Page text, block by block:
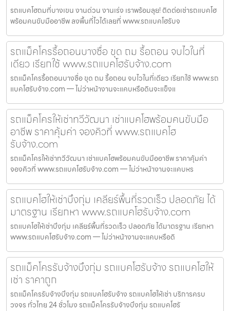
รถแบคโฮถมที่บางเขน งานด่วน งานเร่ง เราพร้อมลุย! ติดต่อเช่ารถแบคโฮ
พร้อมคนขับมืออาชีพ ลงพื้นที่ไวได้เลยที่ www.รถแบคโฮรับจ
รถแม็คโครรื้อถอนบางซื่อ ขุด ถม รื้อถอน จบไวในที่
เดียว เรียกใช้ www.รถแบคโฮรับจ้าง.com
รถแม็คโครรื้อถอนบางซื่อ ขุด ถม รื้อถอน จบไวในที่เดียว เรียกใช้ www.รถ
แบคโฮรับจ้าง.com — ไม่ว่าหน้างานจะแคบหรือดินจะแข็งแ
รถแม็คโครให้เช่าทวีวัฒนา เช่าแบคโฮพร้อมคนขับมือ
อาชีพ ราคาคุ้มค่า จองคิวที่ www.รถแบคโฮ
รับจ้าง.com
รถแม็คโครให้เช่าทวีวัฒนา เช่าแบคโฮพร้อมคนขับมืออาชีพ ราคาคุ้มค่า
จองคิวที่ www.รถแบคโฮรับจ้าง.com — ไม่ว่าหน้างานจะแคบหร
รถแบคโฮให้เช่าบึงกุ่ม เคลียร์พื้นที่รวดเร็ว ปลอดภัย ได้
มาตรฐาน เรียกหา www.รถแบคโฮรับจ้าง.com
รถแบคโฮให้เช่าบึงกุ่ม เคลียร์พื้นที่รวดเร็ว ปลอดภัย ได้มาตรฐาน เรียกหา
www.รถแบคโฮรับจ้าง.com — ไม่ว่าหน้างานจะแคบหรือดิ
รถแม็คโครรับจ้างบึงกุ่ม รถแบคโฮรับจ้าง รถแบคโฮให้
เช่า ราคาถูก
รถแม็คโครรับจ้างบึงกุ่ม รถแบคโฮรับจ้าง รถแบคโฮให้เช่า บริการครบ
วงจร ทั่วไทย 24 ชั่วโมง รถแม็คโครรับจ้างบึงกุ่ม รถแบคโฮรั